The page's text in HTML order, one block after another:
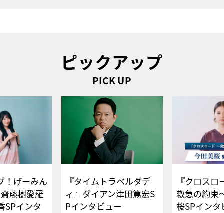
ピックアップ
PICK UP
！げーみん
藤樹愛羅
SPインタ
『タイムトラベルダデ
ィ』ダイアン津田篤宏S
Pインタビュー
『クロス
救急の約束
桜SPイ